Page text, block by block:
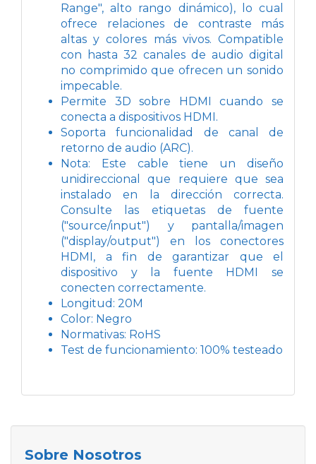
Range", alto rango dinámico), lo cual
ofrece relaciones de contraste más
altas y colores más vivos. Compatible
con hasta 32 canales de audio digital
no comprimido que ofrecen un sonido
impecable.
Permite 3D sobre HDMI cuando se
conecta a dispositivos HDMI.
Soporta funcionalidad de canal de
retorno de audio (ARC).
Nota: Este cable tiene un diseño
unidireccional que requiere que sea
instalado en la dirección correcta.
Consulte las etiquetas de fuente
("source/input") y pantalla/imagen
("display/output") en los conectores
HDMI, a fin de garantizar que el
dispositivo y la fuente HDMI se
conecten correctamente.
Longitud: 20M
Color: Negro
Normativas: RoHS
Test de funcionamiento: 100% testeado
Sobre Nosotros